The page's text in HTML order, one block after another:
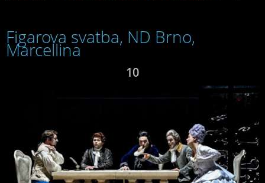
Figarova svatba, ND Brno,
Marcellina
10